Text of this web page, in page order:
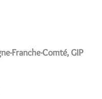
Franche-Comté, GIP